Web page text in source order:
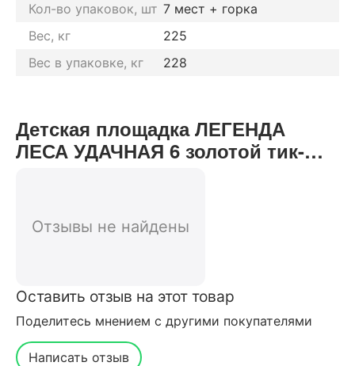
Кол-во упаковок, шт 7 мест + горка
Вес, кг
225
Вес в упаковке, кг
228
Детская площадка ЛЕГЕНДА
ЛЕСА УДАЧНАЯ 6 золотой тик-
магазина
Отзывы не найдены
Оставить отзыв на этот товар
Поделитесь мнением с другими покупателями
Написать отзыв